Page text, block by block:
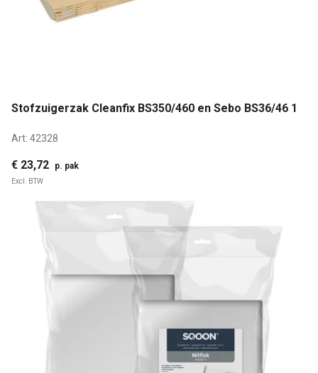
Stofzuigerzak Cleanfix BS350/460 en Sebo BS36/46 1
Art: 42328
€ 23,72 p. pak
Excl. BTW